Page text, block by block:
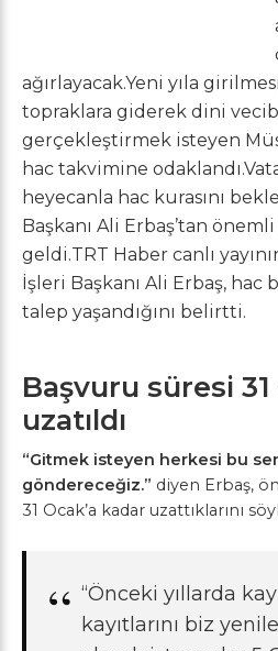
ağırlayacak.Yeni yıla
topraklara giderek dini
gerçekleştirmek isteyen
hac takvimine
heyecanla hac kurasını
Başkanı Ali Erbaş’tan
geldi.TRT Haber canlı
İşleri Başkanı Ali Erbaş, hac
talep yaşandığını belirtti.
Başvuru süresi 31
uzatıldı
“Gitmek isteyen herkesi bu
göndereceğiz.” diyen Erbaş,
31 Ocak’a kadar uzattıklarını
“Önceki yıllarda
kayıtlarını biz